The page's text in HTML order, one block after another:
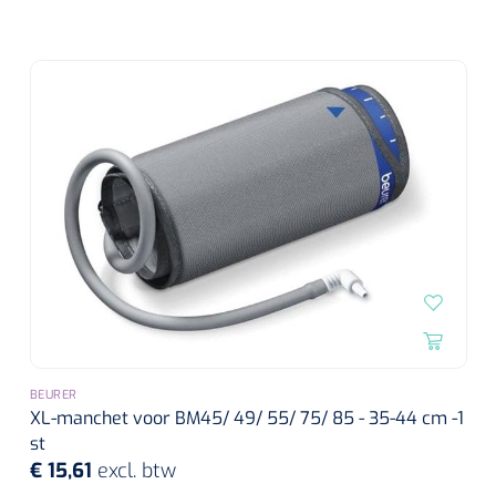
BEURER
XL-manchet voor BM45/ 49/ 55/ 75/ 85 - 35-44 cm -1
st
€ 15,61 excl. btw